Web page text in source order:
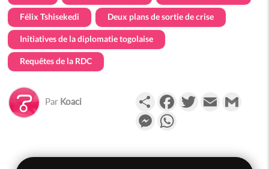
Félix Tshisekedi Deux plans de sortie de crise
Initiatives de la diplomatie togolaise
Requêtes de la RDC
Par Koaci PartagerFacebookTwitterEmail
Messenger